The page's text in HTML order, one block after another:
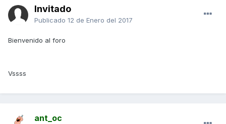
Invitado
Publicado 12 de Enero del 2017
Bienvenido al foro
Vssss
ant_oc